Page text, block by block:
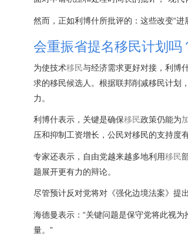
然而，正如利博什所批评的：这些改变“进
会重振省提名移民计划吗
为使技术移民与经济需求更好对接，利博
求的移民候选人。根据联邦削减移民计划
力。
利博什表示，关键是确保移民政策仍能为
压和抑制工资增长，公民对移民的支持度
专家还表示，自由党越来越多地利用移民
题展开更有力的辩论。
尽管预计反对党将对《强化边境法案》提
海德曼表示：“关键问题是保守党将此视
量。”